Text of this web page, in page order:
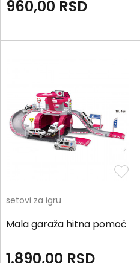
960,00 RSD
setovi za igru
Mala garaža hitna pomoć
1.890,00 RSD